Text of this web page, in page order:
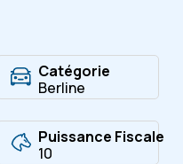
Catégorie
Berline
Puissance Fiscale
10